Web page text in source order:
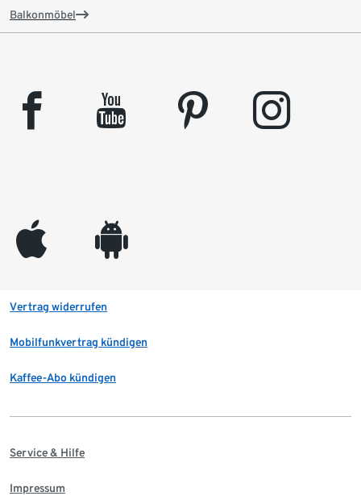
Balkonmöbel
facebook youtube pinterest instagram
appleinc android
Vertrag widerrufen
Mobilfunkvertrag kündigen
Kaffee-Abo kündigen
Service & Hilfe
Impressum